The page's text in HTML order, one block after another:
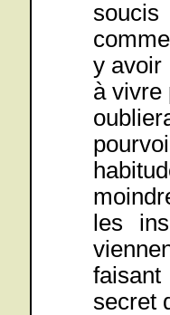
soucis
y avoir
à vivre
les
secret